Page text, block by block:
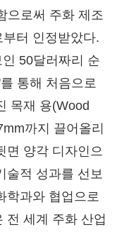
으로써 주화 제조
터 인정받았다.
50달러짜리 순
통해 처음으로
목재 용(Wood
까지 끌어올리
면 양각 디자인으
술적 성과를 선보
학과와 협업으로
전 세계 주화 산업